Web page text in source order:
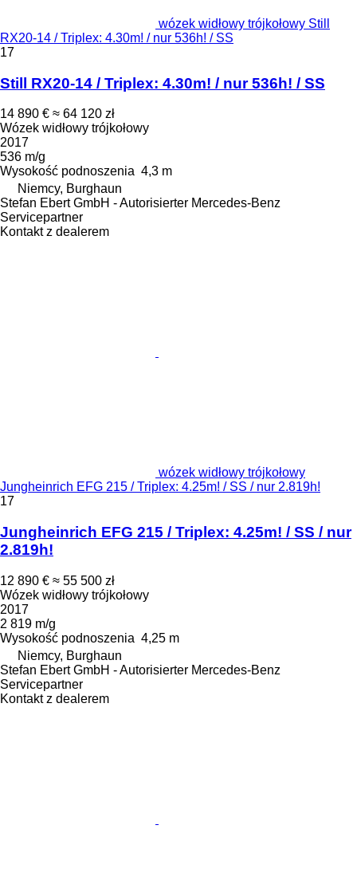
wózek widłowy trójkołowy Still
RX20-14 / Triplex: 4.30m! / nur 536h! / SS
17
Still RX20-14 / Triplex: 4.30m! / nur 536h! / SS
14 890 € ≈ 64 120 zł
Wózek widłowy trójkołowy
2017
536 m/g
Wysokość podnoszenia 4,3 m
Niemcy, Burghaun
Stefan Ebert GmbH - Autorisierter Mercedes-Benz
Servicepartner
Kontakt z dealerem
wózek widłowy trójkołowy
Jungheinrich EFG 215 / Triplex: 4.25m! / SS / nur 2.819h!
17
Jungheinrich EFG 215 / Triplex: 4.25m! / SS / nur
2.819h!
12 890 € ≈ 55 500 zł
Wózek widłowy trójkołowy
2017
2 819 m/g
Wysokość podnoszenia 4,25 m
Niemcy, Burghaun
Stefan Ebert GmbH - Autorisierter Mercedes-Benz
Servicepartner
Kontakt z dealerem